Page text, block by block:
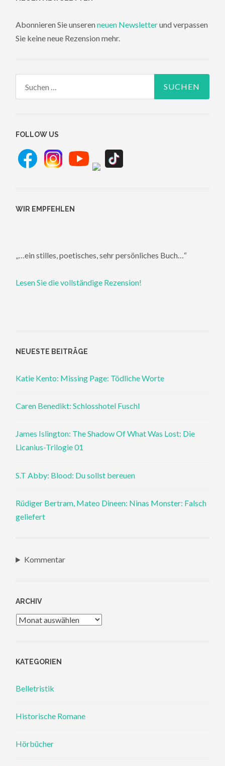
Abonnieren Sie unserenneuen Newsletterund verpassen
Sie keine neue Rezension mehr.
FOLLOW US
WIR EMPFEHLEN
„…ein stilles, poetisches, sehr persönliches Buch…“
Lesen Sie die vollständige Rezension!
NEUESTE BEITRÄGE
Katie Kento: Missing Page: Tödliche Worte
Caren Benedikt: Schlosshotel Fuschl
James Islington: The Shadow Of What Was Lost: Die
Licanius-Trilogie 01
S.T Abby: Blood: Du sollst bereuen
Rüdiger Bertram, Mateo Dineen: Ninas Monster: Falsch
geliefert
Kommentar
ARCHIV
Archiv
KATEGORIEN
Belletristik
Historische Romane
Hörbücher